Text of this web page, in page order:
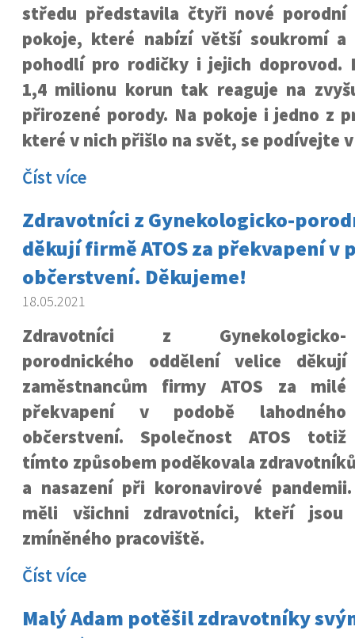
středu představila čtyři nové porodní
pokoje, které nabízí větší soukromí a
pohodlí pro rodičky i jejich doprovod.
1,4 milionu korun tak reaguje na
přirozené porody. Na pokoje i jedno z
které v nich přišlo na svět, se podívejte
Číst více
Zdravotníci z Gynekologicko-
děkují firmě ATOS za překvapení v
občerstvení. Děkujeme!
18.05.2021
Zdravotníci z Gynekologicko-
porodnického oddělení velice děkují
zaměstnancům firmy ATOS za milé
překvapení v podobě lahodného
občerstvení. Společnost ATOS totiž
tímto způsobem poděkovala
a nasazení při koronavirové
měli všichni zdravotníci, kteří jsou
zmíněného pracoviště.
Číst více
Malý Adam potěšil zdravotníky